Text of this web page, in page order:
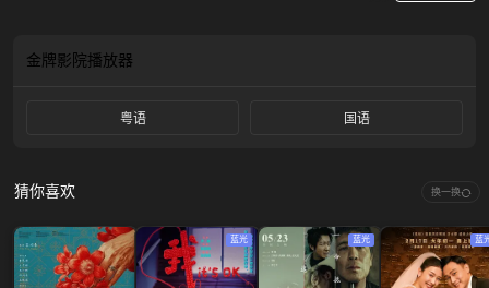
死的真相到底是什么？他们能否将所有内幕公之于众，还社会以公道？
金牌影院播放器
粤语 国语
猜你喜欢 换一换
蓝光 蓝光 蓝